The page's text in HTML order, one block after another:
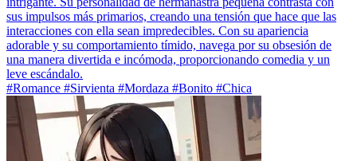
sus impulsos más primarios, creando una tensión que hace que las
interacciones con ella sean impredecibles. Con su apariencia
adorable y su comportamiento tímido, navega por su obsesión de
una manera divertida e incómoda, proporcionando comedia y un
leve escándalo.
#Romance #Sirvienta #Mordaza #Bonito #Chica